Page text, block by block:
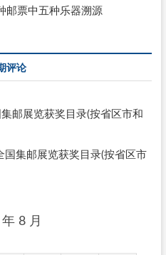
邮票中五种乐器溯源
评论
邮展览获奖目录(按省区市和
国集邮展览获奖目录(按省区市
8 月